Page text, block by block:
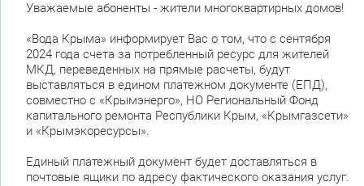
Уважаемые абоненты - жители многоквартирных домов!
«Вода Крыма» информирует Вас о том, что с сентября
2024 года счета за потребленный ресурс для жителей
МКД, переведенных на прямые расчеты, будут
выставляться в едином платежном документе (ЕПД),
совместно с «Крымэнерго», НО Региональный Фонд
капитального ремонта Республики Крым, «Крымгазсети»
и «Крымэкоресурсы».
Единый платежный документ будет доставляться в
почтовые ящики по адресу фактического оказания услуг.